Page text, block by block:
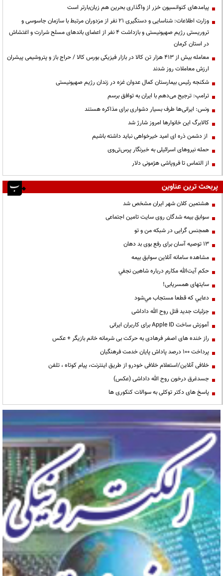
پیامدهای کنوانسیون خزر از واگذاری بحرین هم زیان‌بارتر است
وزارت اطلاعات: شناسایی و دستگیری ۲۱ نفر از مزدوران مرتبط با سازمان جاسوسی و
تروریستی رژیم صهیونیستی و بازداشت ۴ نفر از اعضای باندهای مسلح شرارت و اغتشاش
در استان کرمان
معامله بیش از ۴۱۳ هزار تن کالا در بازار فیزیکی بورس کالا / حراج باز و پتروشیمی پیشران
ارزش معاملات روز شدند
شکنجه رئیس بیمارستان کمال عدوان غزه در زندان رژیم صهیونیستی
ترامپ: ترجیح می‌دهم با ایران به توافق برسم
ونس: ایرانی‌ها طرف بسیار دشواری برای مذاکره هستند
کالابرگ این خانوارها امروز شارژ شد
از دشمن ذره ای امید خیرخواهی نباید داشته باشیم
حمله نیروهای اسرائیلی به خبرنگار پرس‌تی‌وی
از التماس تا فروپاشی هژمونی دلار
پربحث ترین عناوین
هشتمین کلان شهر ایران مشخص شد
سوابق بیمه شدگان روی سایت تامین اجتماعی
همجنس گرایی در شبکه من و تو
13 توصیه آسان برای رفع بوی بد دهان
مشاهده سامانه آنلاين سوابق بیمه
حكم آيت‌الله مكارم درباره شاهين نجفي
سایتهای همسریابی!
دعايي كه قطعا مستجاب مي‌شود
جزئیات جدید قتل روح الله داداشی
آموزش ساخت Apple ID برای کاربران ایرانی
راز خنده های اصغر فرهادی به حرکت بی شرمانه خانم بازیگر + عکس
پرداخت ۱۰۰ درصد پاداش پایان خدمت فرهنگیان
خلافی آنلاین/استعلام خلافی خودرو از طریق اینترنت، پیام کوتاه ، تلفن
جسدغرق درخون روح الله داداشی (عکس)
پاسخ های دکتر توکلی به سوالات کنکوری ها